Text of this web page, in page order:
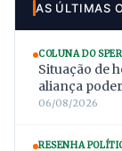
AS ÚLTIMAS
COLUNA DO
Situação de
aliança
06/08/2026
RESENHA